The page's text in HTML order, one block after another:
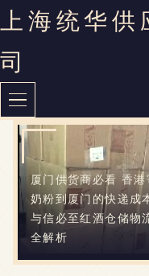
上海统华供
司
厦门供货商必看 香港
奶粉到厦门的快递成
与信必至红酒仓储物
全解析